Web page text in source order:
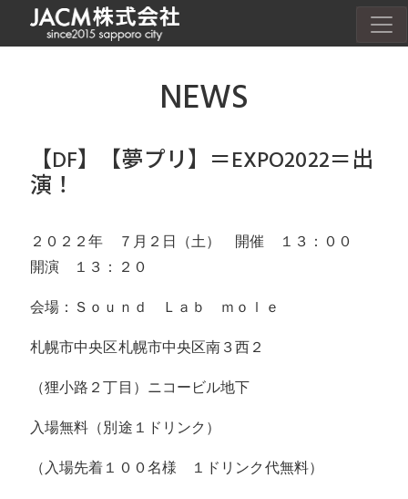
NEWS
【DF】【夢プリ】＝EXPO2022＝出
演！
２０２２年 ７月２日（土） 開催 １３：００
開演 １３：２０
会場：Ｓｏｕｎｄ Ｌａｂ ｍｏｌｅ
札幌市中央区札幌市中央区南３西２
（狸小路２丁目）ニコービル地下
入場無料（別途１ドリンク）
（入場先着１００名様 １ドリンク代無料）